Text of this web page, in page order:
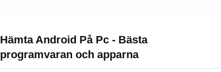
Hämta Android På Pc - Bästa
programvaran och apparna